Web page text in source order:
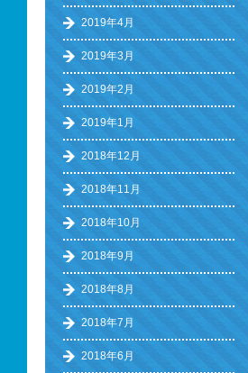
2019年4月
2019年3月
2019年2月
2019年1月
2018年12月
2018年11月
2018年10月
2018年9月
2018年8月
2018年7月
2018年6月